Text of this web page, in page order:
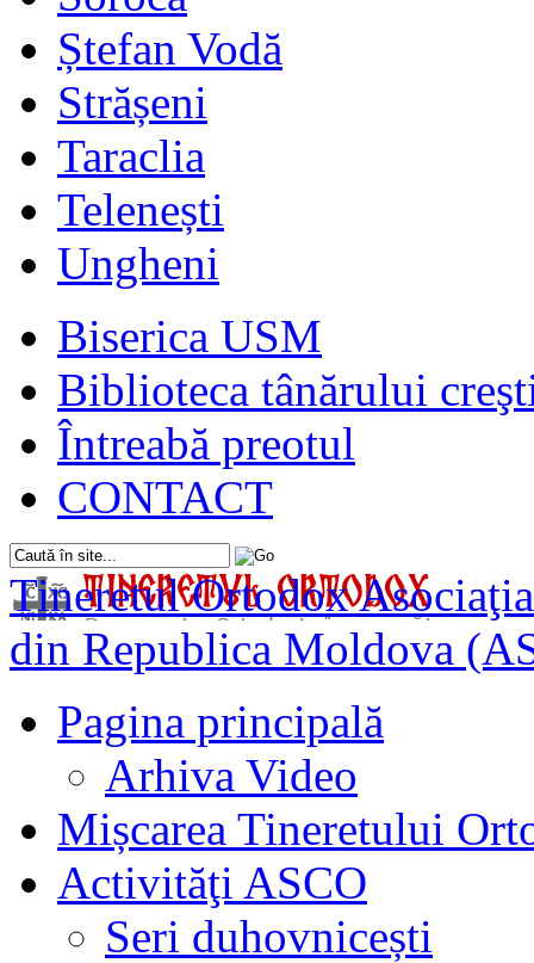
Ștefan Vodă
Strășeni
Taraclia
Telenești
Ungheni
Biserica USM
Biblioteca tânărului
Întreabă preotul
CONTACT
Tineretul Ortodox
din Republica Moldova
Pagina principală
Arhiva Video
Mișcarea Tineretului
Activităţi ASCO
Seri duhovnicești